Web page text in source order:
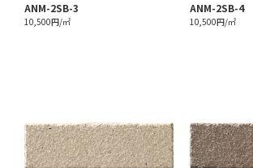
ANM-2SB-3
10,500円/㎡
ANM-2SB-4
10,500円/㎡